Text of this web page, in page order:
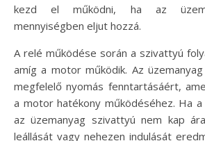
kezd el működni, ha az
mennyiségben eljut hozzá.
A relé működése során a szivattyú
amíg a motor működik. Az
megfelelő nyomás fenntartásáért,
a motor hatékony működéséhez. Ha
az üzemanyag szivattyú nem kap
leállását vagy nehezen indulását